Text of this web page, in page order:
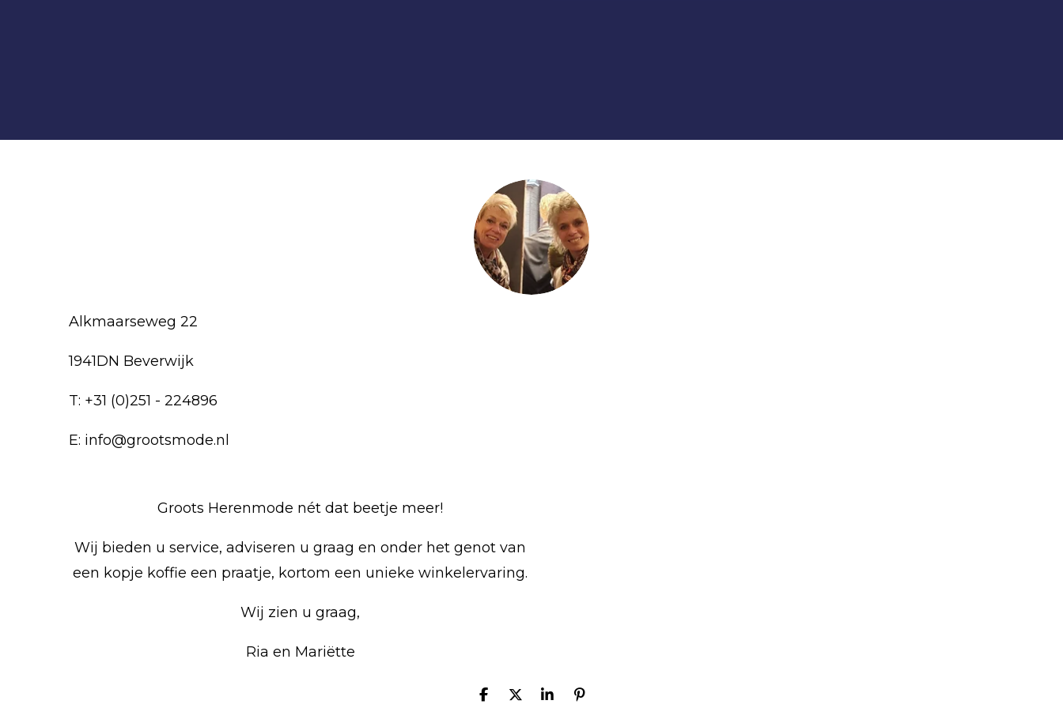
Alkmaarseweg 22
1941DN Beverwijk
T: +31 (0)251 - 224896
E: info@grootsmode.nl
Groots Herenmode nét dat beetje meer!
Wij bieden u service, adviseren u graag en onder het genot van
een kopje koffie een praatje, kortom een unieke winkelervaring.
Wij zien u graag,
Ria en Mariëtte
D
D
S
P